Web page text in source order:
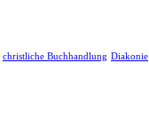
christliche Buchhandlung Diakonie